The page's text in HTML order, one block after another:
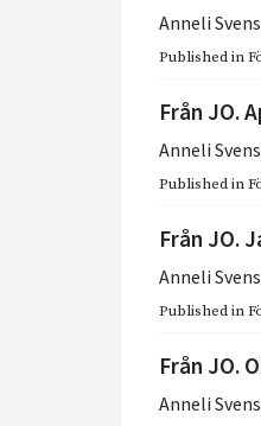
Anneli
Published in
Från JO.
Anneli
Published in
Från JO.
Anneli
Published in
Från JO.
Anneli